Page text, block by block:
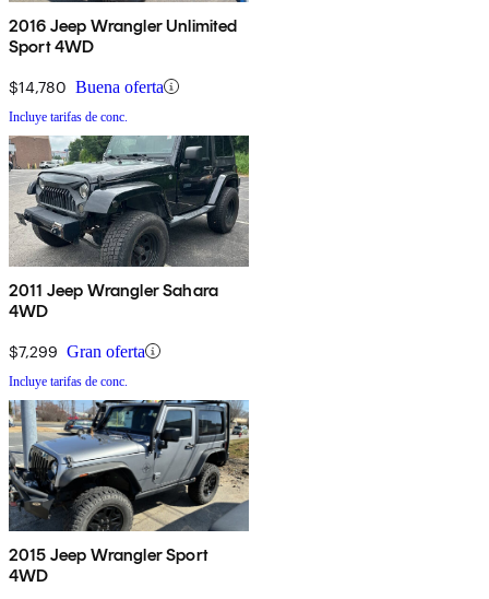
2016 Jeep Wrangler Unlimited
Sport 4WD
$14,780 Buena oferta
Incluye tarifas de conc.
2011 Jeep Wrangler Sahara
4WD
$7,299 Gran oferta
Incluye tarifas de conc.
2015 Jeep Wrangler Sport
4WD